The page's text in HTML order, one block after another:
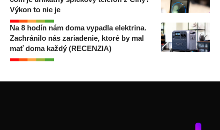
Výkon to nie je
Na 8 hodín nám doma vypadla elektrina.
Zachránilo nás zariadenie, ktoré by mal
mať doma každý (RECENZIA)